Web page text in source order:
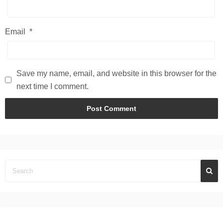
Email *
Save my name, email, and website in this browser for the
next time I comment.